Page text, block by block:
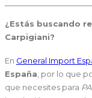
¿Estás buscando
Carpigiani?
En General Import
España, por lo que
que necesites para